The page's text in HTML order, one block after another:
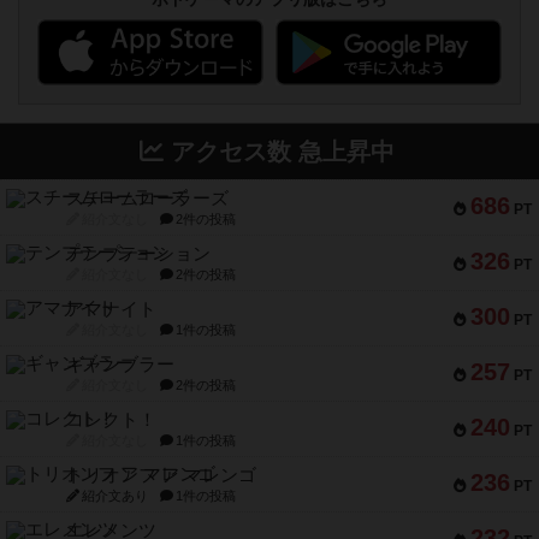
アクセス数 急上昇中
686 PT
スチームローラーズ
2件の投稿
326 PT
テンプテーション
2件の投稿
300 PT
アマナイト
1件の投稿
257 PT
ギャンブラー
2件の投稿
240 PT
コレクト！
1件の投稿
236 PT
トリオンフ ア マレンゴ
紹介文あり 1件の投稿
エレメンツ